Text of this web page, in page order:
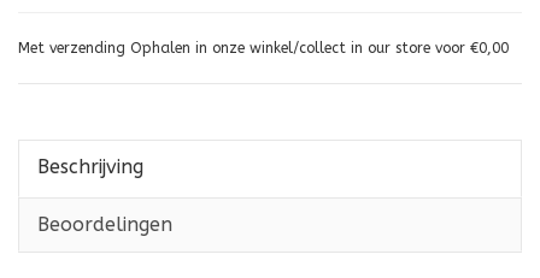
Met verzending Ophalen in onze winkel/collect in our store voor €0,00
Beschrijving
Beoordelingen